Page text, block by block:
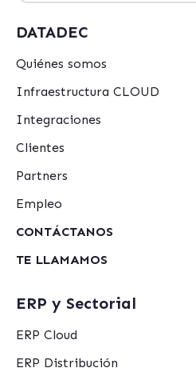
DATADEC
Quiénes somos
Infraestructura CLOUD
Integraciones
Clientes
Partners
Empleo
CONTÁCTANOS
TE LLAMAMOS
ERP y Sectorial
ERP Cloud
ERP Distribución